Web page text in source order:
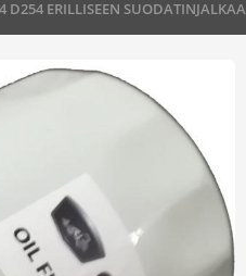
ERILLISEEN